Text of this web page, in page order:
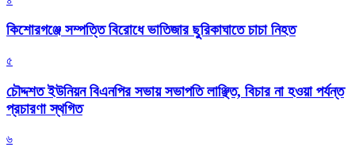
কিশোরগঞ্জে সম্পত্তি বিরোধে ভাতিজার ছুরিকাঘাতে চাচা নিহত
৫
চৌদ্দশত ইউনিয়ন বিএনপির সভায় সভাপতি লাঞ্ছিত, বিচার না হওয়া পর্যন্ত
প্রচারণা স্থগিত
৬